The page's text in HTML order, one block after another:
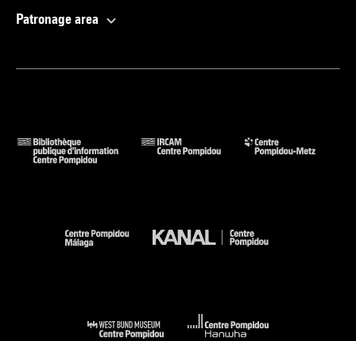
Patronage area